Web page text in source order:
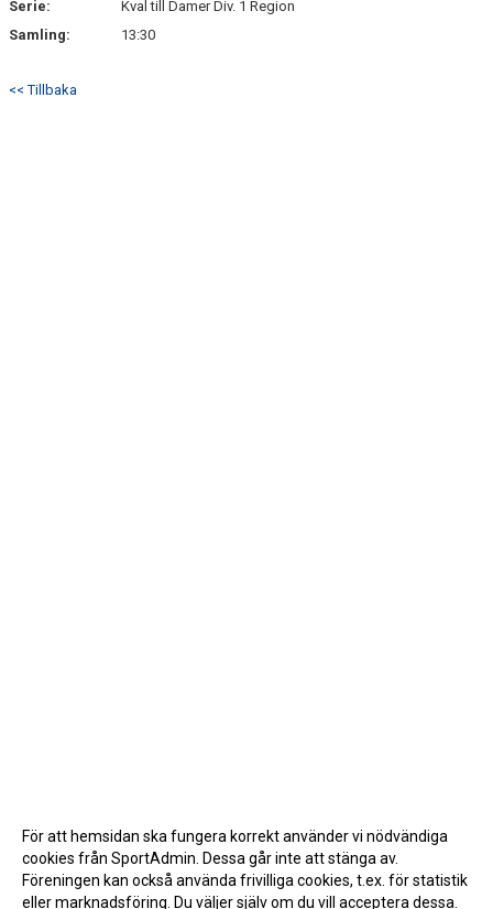
Serie:
Kval till Damer Div. 1 Region
Samling:
13:30
<< Tillbaka
För att hemsidan ska fungera korrekt använder vi nödvändiga
cookies från SportAdmin. Dessa går inte att stänga av.
Föreningen kan också använda frivilliga cookies, t.ex. för statistik
eller marknadsföring. Du väljer själv om du vill acceptera dessa.